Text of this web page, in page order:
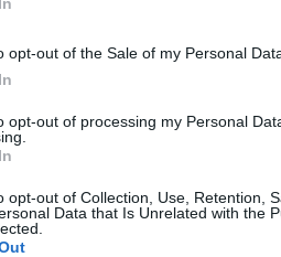
opt-out of the Sale of my Personal
opt-out of processing my Personal
opt-out of Collection, Use, Retention,
Data that Is Unrelated with the
την περιοχή και τη χρήση
χώρες και συμμετείχαν
το ποσοστό των ασθενών
σε υψηλές ροές, μη
ή θάνατο έως την ημέρα
έλαβαν baricitinib και το